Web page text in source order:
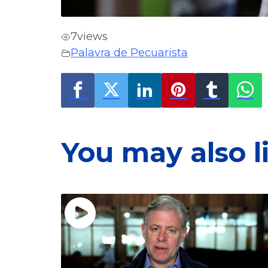
7views
Palavra de Pecuarista
You may also